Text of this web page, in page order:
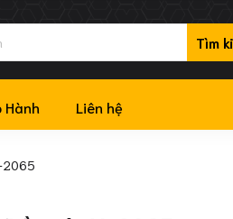
Hành Liên hệ
2065